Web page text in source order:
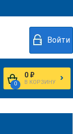
Войти
0
0 ₽
В КОРЗИНУ